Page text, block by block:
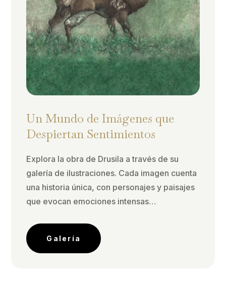
Un Mundo de Imágenes que
Despiertan Sentimientos
Explora la obra de Drusila a través de su
galería de ilustraciones. Cada imagen cuenta
una historia única, con personajes y paisajes
que evocan emociones intensas…
Galería